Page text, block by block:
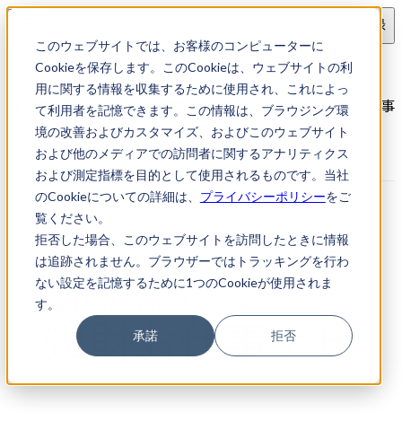
このウェブサイトでは、お客様のコンピューターに
Cookieを保存します。このCookieは、ウェブサイトの利
用に関する情報を収集するために使用され、これによっ
て利用者を記憶できます。この情報は、ブラウジング環
境の改善およびカスタマイズ、およびこのウェブサイト
および他のメディアでの訪問者に関するアナリティクス
および測定指標を目的として使用されるものです。当社
のCookieについての詳細は、 プライバシーポリシーをご
覧ください。
拒否した場合、このウェブサイトを訪問したときに情報
は追跡されません。ブラウザーではトラッキングを行わ
ない設定を記憶するために1つのCookieが使用されま
す。
承諾 拒否
会員登録
求人検索 【東京都港区】弁理士・特許技術者
【東京都港区】弁理士・特許技術者｜知財転職・知財お仕事
ナビ